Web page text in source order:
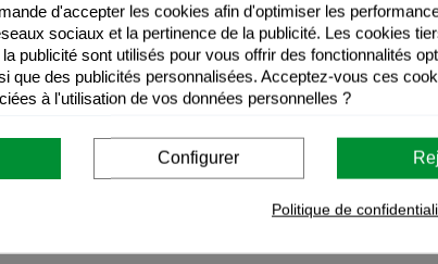
Recommandations
Instructions de
d'accepter les cookies afin d'optimiser les
sociaux et la pertinence de la publicité. Les cookies
publicité sont utilisés pour vous offrir des fonctionnalités
que des publicités personnalisées. Acceptez-vous ces
à l'utilisation de vos données personnelles ?
Configurer
Politique de